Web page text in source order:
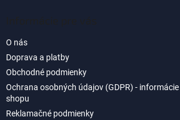
O nás
Doprava a platby
Obchodné podmienky
Ochrana osobných údajov (GDPR) -
shopu
Reklamačné podmienky